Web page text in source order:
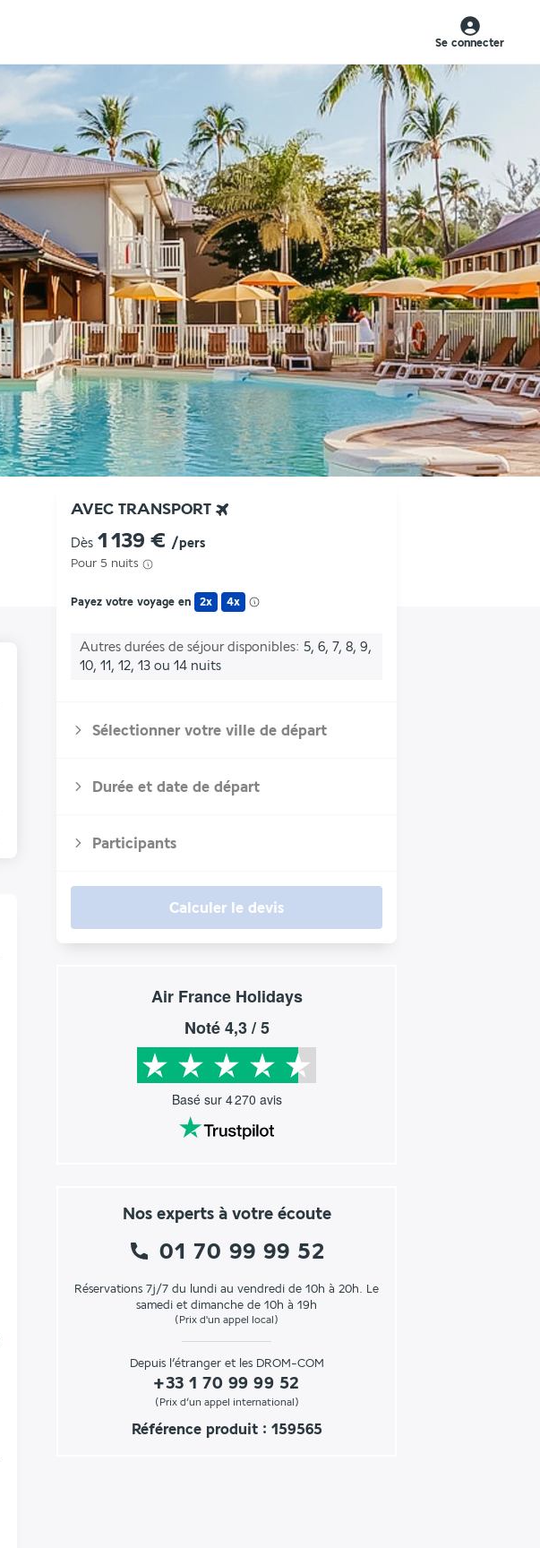
Se connecter
AVEC TRANSPORT
Dès 1 139 € /pers
Pour 5 nuits
Payez votre voyage en 2x 4x
Autres durées de séjour disponibles 5, 6, 7, 8, 9,
10, 11, 12, 13 ou 14 nuits
Sélectionner votre ville de départ
Durée et date de départ
Participants
Calculer le devis
Air France Holidays
Noté4,3/ 5
Basé sur 4 270 avis
Nos experts à votre écoute
01 70 99 99 52
Réservations 7j/7 du lundi au vendredi de 10h à 20h. Le
samedi et dimanche de 10h à 19h
(Prix d'un appel local)
Depuis l’étranger et les DROM-COM
+33 1 70 99 99 52
(Prix d’un appel international)
Référence produit : 159565